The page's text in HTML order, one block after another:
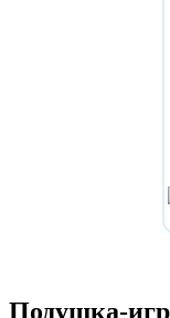
Подушка-